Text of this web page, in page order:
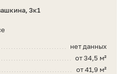
3к1
нет данных
от 34,5 м²
от 41,9 м²